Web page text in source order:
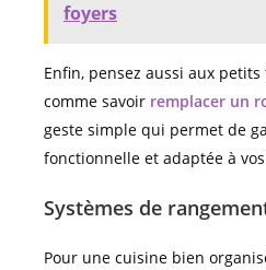
foyers
Enfin, pensez aussi aux
comme savoir remplacer un
geste simple qui permet de
fonctionnelle et adaptée à
Systèmes de
Pour une cuisine bien